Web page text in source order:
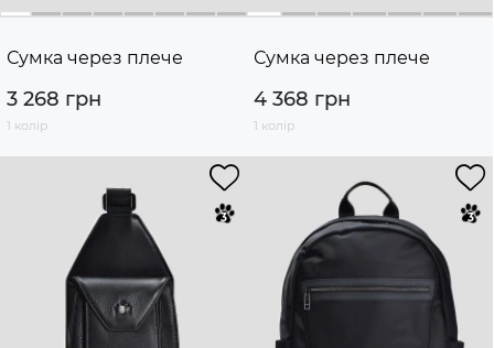
Сумка через плече
3 268 грн
1 колір
Сумка через плече
4 368 грн
1 колір